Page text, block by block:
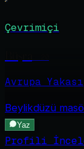
Çevrimiçi
Avrupa Yakası
Beylikdüzü
Yaz
Profili